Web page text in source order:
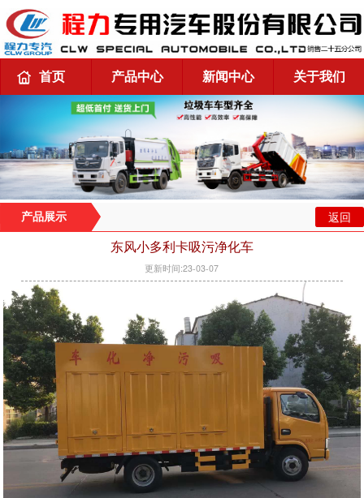
首页 产品中心 新闻中心 关于我们
产品展示 返回
东风小多利卡吸污净化车
更新时间:23-03-07